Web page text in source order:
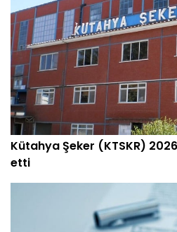
Kütahya Şeker (KTSKR)
etti